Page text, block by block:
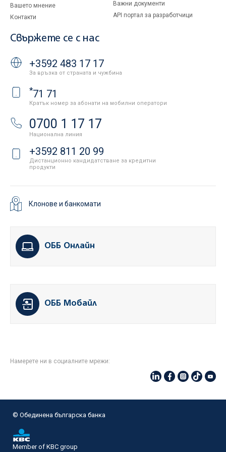
Вашето мнение
Контакти
Важни документи
API портал за разработчици
Свържете се с нас
+3592 483 17 17
За връзка от страната и чужбина
*71 71
Кратък номер за абонати на мобилни оператори
0700 1 17 17
Национална линия
+3592 811 20 99
Дистанционно кандидатстване за кредитни
продукти
Клонове и банкомати
ОББ Онлайн
ОББ Мобайл
Намерете ни в социалните мрежи:
© Oбединена българска банка
Member of KBC group